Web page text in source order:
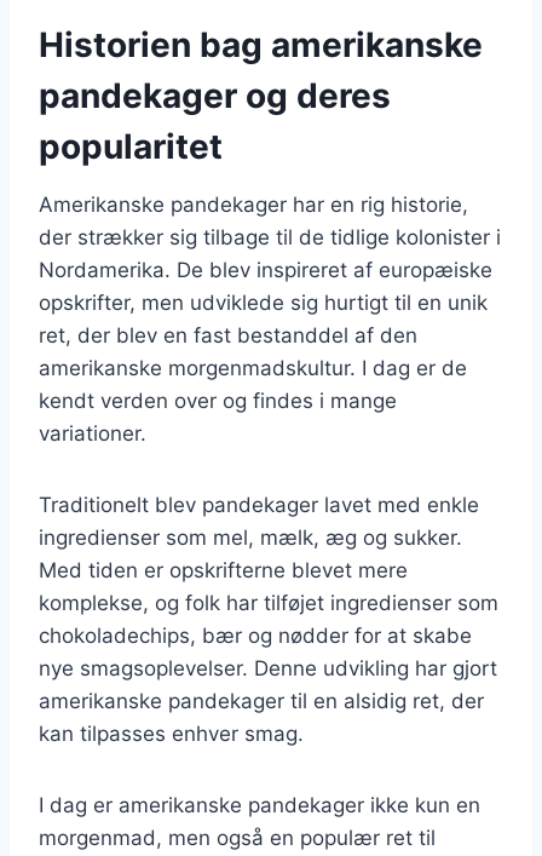
Historien bag amerikanske
pandekager og deres
popularitet
Amerikanske pandekager har en rig historie,
der strækker sig tilbage til de tidlige kolonister i
Nordamerika. De blev inspireret af europæiske
opskrifter, men udviklede sig hurtigt til en unik
ret, der blev en fast bestanddel af den
amerikanske morgenmadskultur. I dag er de
kendt verden over og findes i mange
variationer.
Traditionelt blev pandekager lavet med enkle
ingredienser som mel, mælk, æg og sukker.
Med tiden er opskrifterne blevet mere
komplekse, og folk har tilføjet ingredienser som
chokoladechips, bær og nødder for at skabe
nye smagsoplevelser. Denne udvikling har gjort
amerikanske pandekager til en alsidig ret, der
kan tilpasses enhver smag.
I dag er amerikanske pandekager ikke kun en
morgenmad, men også en populær ret til